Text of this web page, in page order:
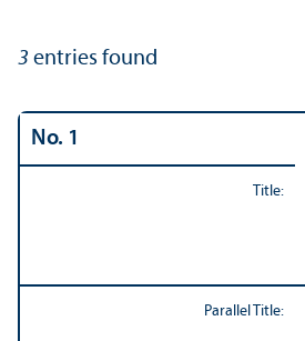
3 entries found
No. 1
Title:
Parallel Title: